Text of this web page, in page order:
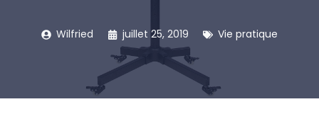
Wilfried juillet 25, 2019 Vie pratique